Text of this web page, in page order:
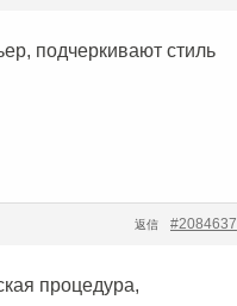
подчеркивают стиль
#2084637
返信
процедура,